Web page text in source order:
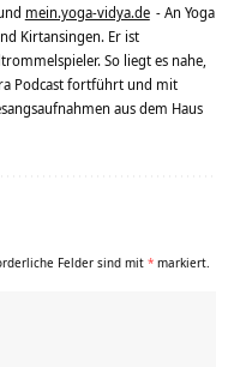
mein.yoga-vidya.de - An Yoga
Kirtansingen. Er ist
So liegt es nahe,
Podcast fortführt und mit
aus dem Haus
Felder sind mit * markiert.